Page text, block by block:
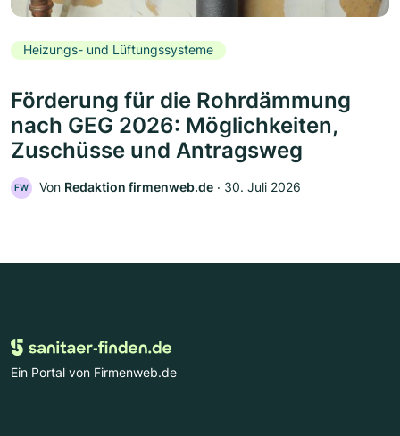
Heizungs- und Lüftungssysteme
Förderung für die Rohrdämmung
nach GEG 2026: Möglichkeiten,
Zuschüsse und Antragsweg
FW Von Redaktion firmenweb.de ‧ 30. Juli 2026
Ein Portal von Firmenweb.de